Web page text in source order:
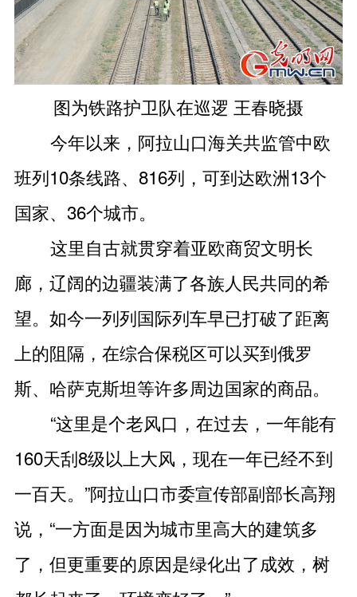
图为铁路护卫队在巡逻 王春晓摄
今年以来，阿拉山口海关共监管中欧
班列10条线路、816列，可到达欧洲13个
国家、36个城市。
这里自古就贯穿着亚欧商贸文明长
廊，辽阔的边疆装满了各族人民共同的希
望。如今一列列国际列车早已打破了距离
上的阻隔，在综合保税区可以买到俄罗
斯、哈萨克斯坦等许多周边国家的商品。
“这里是个老风口，在过去，一年能有
160天刮8级以上大风，现在一年已经不到
一百天。”阿拉山口市委宣传部副部长高翔
说，“一方面是因为城市里高大的建筑多
了，但更重要的原因是绿化出了成效，树